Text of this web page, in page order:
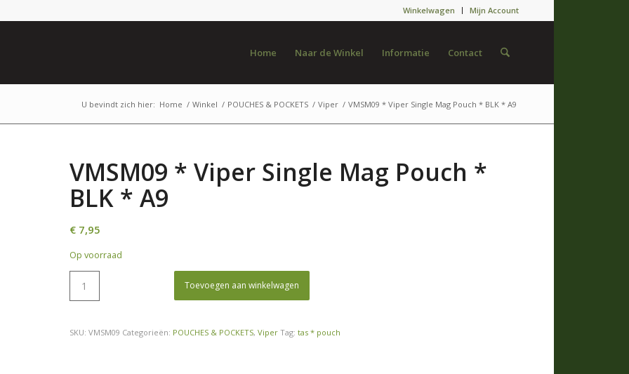
Winkelwagen Mijn Account
Home Naar de Winkel Informatie Contact
U bevindt zich hier: Home / Winkel / POUCHES & POCKETS / Viper / VMSM09 * Viper Single Mag Pouch * BLK * A9
VMSM09 * Viper Single Mag Pouch *
BLK * A9
€7,95
Op voorraad
Toevoegen aan winkelwagen
SKU: VMSM09 Categorieën: POUCHES & POCKETS, Viper Tag: tas * pouch